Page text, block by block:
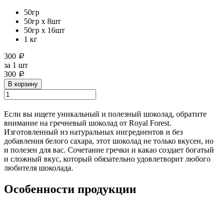
50гр
50гр х 8шт
50гр х 16шт
1 кг
300 a
за 1 шт
300 a
В корзину
Если вы ищете уникальный и полезный шоколад, обратите
внимание на гречневый шоколад от Royal Forest.
Изготовленный из натуральных ингредиентов и без
добавления белого сахара, этот шоколад не только вкусен, но
и полезен для вас. Сочетание гречки и какао создает богатый
и сложный вкус, который обязательно удовлетворит любого
любителя шоколада.
Особенности продукции